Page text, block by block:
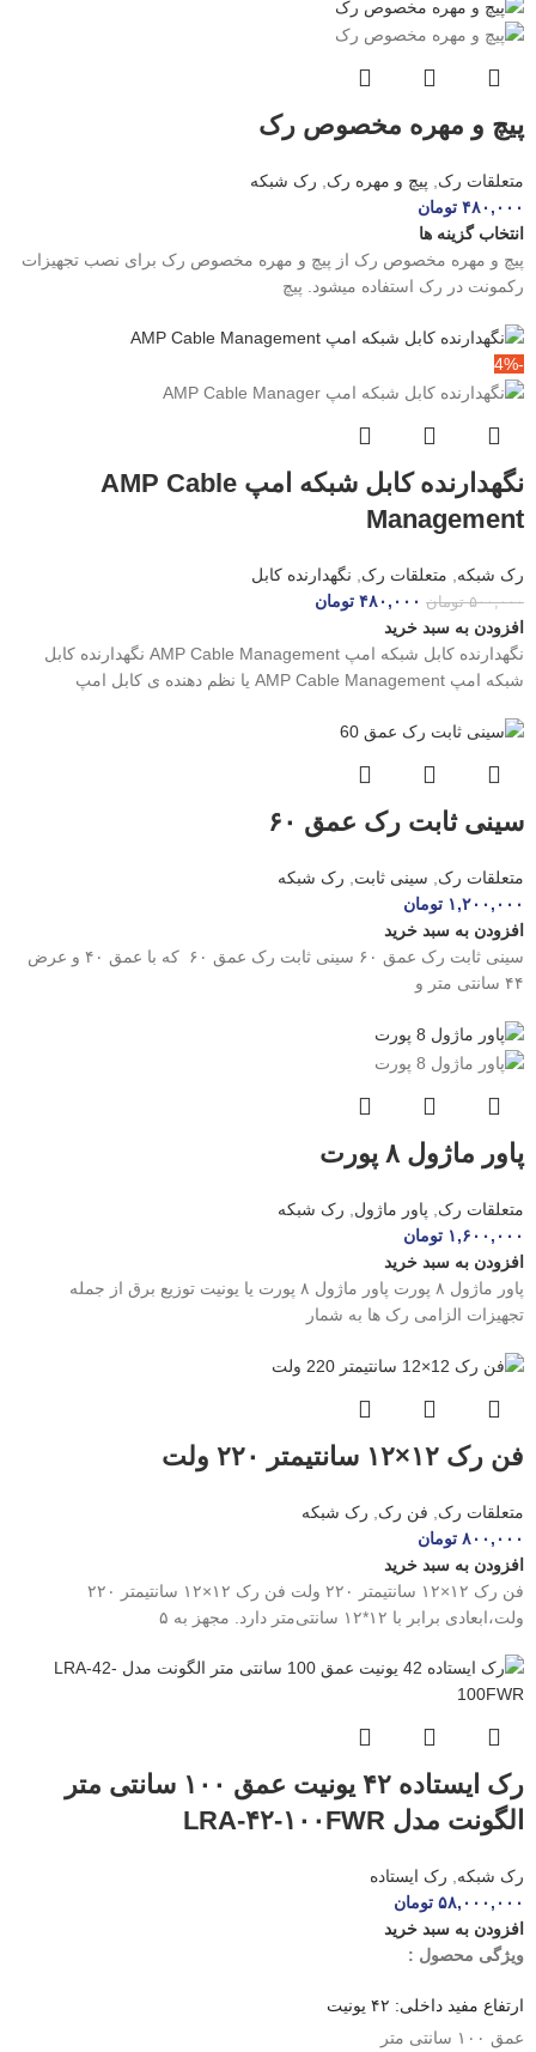
پیچ و مهره مخصوص رک
متعلقات رک پیچ و مهره رک
رک شبکه
۴۸۰,۰۰۰ تومان
انتخاب گزینه ها
پیچ و مهره مخصوص رک از پیچ و مهره مخصوص رک برای نصب تجهیزات
رکمونت در رک استفاده میشود. پیچ
-4%
نگهدارنده کابل شبکه امپ AMP Cable
Management
رک شبکه متعلقات رک نگهدارنده کابل
۵۰۰,۰۰۰ تومان ۴۸۰,۰۰۰ تومان
افزودن به سبد خرید
نگهدارنده کابل شبکه امپ AMP Cable Management نگهدارنده کابل
شبکه امپ AMP Cable Management یا نظم دهنده ی کابل امپ
سینی ثابت رک عمق ۶۰
متعلقات رک سینی ثابت
رک شبکه
۱,۲۰۰,۰۰۰ تومان
افزودن به سبد خرید
سینی ثابت رک عمق ۶۰ سینی ثابت رک عمق ۶۰ که با عمق ۴۰ و عرض
۴۴ سانتی متر و
پاور ماژول ۸ پورت
متعلقات رک پاور ماژول
رک شبکه
۱,۶۰۰,۰۰۰ تومان
افزودن به سبد خرید
پاور ماژول ۸ پورت پاور ماژول ۸ پورت یا یونیت توزیع برق از جمله
تجهیزات الزامی رک ها به شمار
فن رک ۱۲×۱۲ سانتیمتر ۲۲۰ ولت
متعلقات رک فن رک
رک شبکه
۸۰۰,۰۰۰ تومان
افزودن به سبد خرید
فن رک ۱۲×۱۲ سانتیمتر ۲۲۰ ولت فن رک ۱۲×۱۲ سانتیمتر ۲۲۰
ولت،ابعادی برابر با ۱۲*۱۲ سانتی‌متر دارد. مجهز به ۵
رک ایستاده ۴۲ یونیت عمق ۱۰۰ سانتی متر
الگونت مدل LRA-۴۲-۱۰۰FWR
رک شبکه
رک ایستاده
۵۸,۰۰۰,۰۰۰ تومان
افزودن به سبد خرید
ویژگی محصول :
ارتفاع مفید داخلی: ۴۲ یونیت
عمق ۱۰۰ سانتی متر